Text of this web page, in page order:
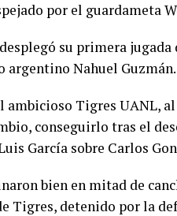
por el guardameta
su primera
argentino Nahuel Guzmán.
ambicioso Tigres UANL,
conseguirlo tras el
García sobre Carlos
bien en mitad de
Tigres, detenido por la